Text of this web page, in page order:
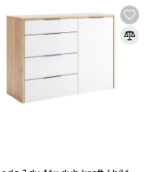
z nejrozšířenějších